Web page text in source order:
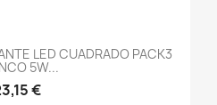
LED CUADRADO PACK3
5W...
€